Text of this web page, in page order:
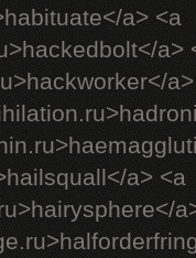
a> <a
a>
a> <a